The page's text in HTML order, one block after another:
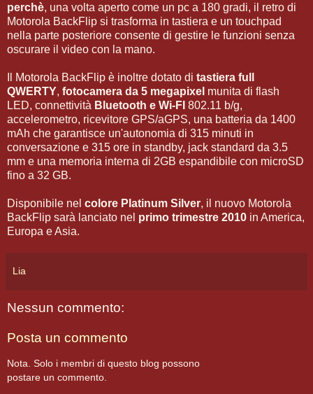
perchè, una volta aperto come un pc a 180 gradi, il retro di
Motorola BackFlip si trasforma in tastiera e un touchpad
nella parte posteriore consente di gestire le funzioni senza
oscurare il video con la mano.
Il Motorola BackFlip è inoltre dotato di tastiera full
QWERTY, fotocamera da 5 megapixel munita di flash
LED, connettività Bluetooth e Wi-FI 802.11 b/g,
accelerometro, ricevitore GPS/aGPS, una batteria da 1400
mAh che garantisce un'autonomia di 315 minuti in
conversazione e 315 ore in standby, jack standard da 3.5
mm e una memoria interna di 2GB espandibile con microSD
fino a 32 GB.
Disponibile nel colore Platinum Silver, il nuovo Motorola
BackFlip sarà lanciato nel primo trimestre 2010 in America,
Europa e Asia.
Lia
Nessun commento:
Posta un commento
Nota. Solo i membri di questo blog possono
postare un commento.